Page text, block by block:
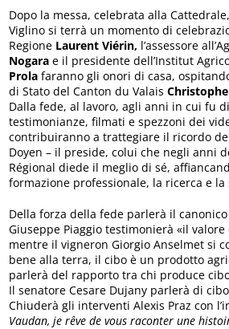
Dopo la messa, celebrata alla
Viglino si terrà un momento di
Regione Laurent Viérin, l’assessore
Nogara e il presidente dell’Institut
Prola faranno gli onori di casa,
di Stato del Canton du Valais
Dalla fede, al lavoro, agli anni in cui fu
testimonianze, filmati e spezzoni dei
contribuiranno a trattegiare il ricordo
Doyen – il preside, colui che negli anni
Régional diede il meglio di sé,
formazione professionale, la ricerca e
Della forza della fede parlerà il canonico
Giuseppe Piaggio testimonierà «il
mentre il vigneron Giorgio Anselmet si
bene alla terra, il cibo è un prodotto
parlerà del rapporto tra chi produce
Il senatore Cesare Dujany parlerà di
Chiuderà gli interventi Alexis Praz con
Vaudan, je rêve de vous raconter une